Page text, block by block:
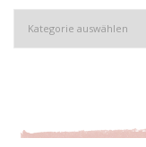
Kategorien